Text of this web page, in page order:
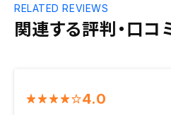
関連する評判・口コ
RELATED REVIEWS
4.0